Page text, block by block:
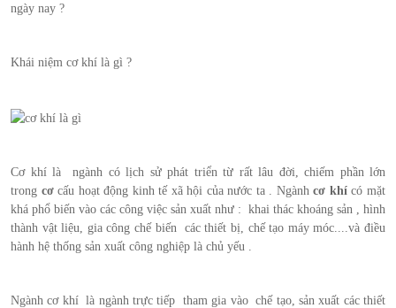
ngày nay ?
Khái niệm cơ khí là gì ?
Cơ khí là ngành có lịch sử phát triển từ rất lâu đời, chiếm phần lớn
trong cơcấu hoạt động kinh tế xã hội của nước ta . Ngànhcơ khícó mặt
khá phổ biến vào các công việc sản xuất như : khai thác khoáng sản , hình
thành vật liệu, gia công chế biến các thiết bị, chế tạo máy móc....và điều
hành hệ thống sản xuất công nghiệp là chủ yếu .
Ngành cơ khí là ngành trực tiếp tham gia vào chế tạo, sản xuất các thiết